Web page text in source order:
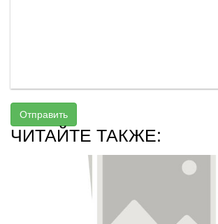
Отправить
ЧИТАЙТЕ ТАКЖЕ: